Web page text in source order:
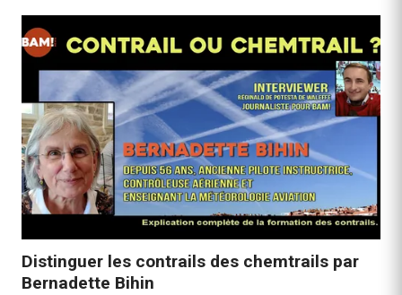
Distinguer les contrails des chemtrails par
Bernadette Bihin